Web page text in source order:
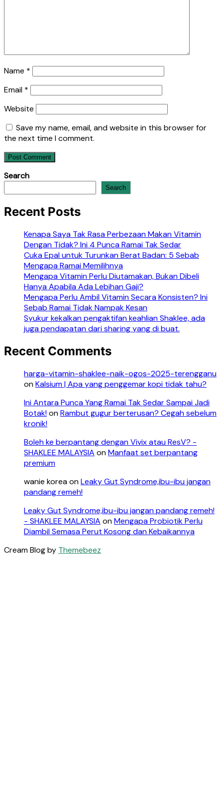
Name *
Email *
Website
Save my name, email, and website in this browser for
the next time I comment.
Search
Search
Recent Posts
Kenapa Saya Tak Rasa Perbezaan Makan Vitamin
Dengan Tidak? Ini 4 Punca Ramai Tak Sedar
Cuka Epal untuk Turunkan Berat Badan: 5 Sebab
Mengapa Ramai Memilihnya
Mengapa Vitamin Perlu Diutamakan, Bukan Dibeli
Hanya Apabila Ada Lebihan Gaji?
Mengapa Perlu Ambil Vitamin Secara Konsisten? Ini
Sebab Ramai Tidak Nampak Kesan
Syukur kekalkan pengaktifan keahlian Shaklee, ada
juga pendapatan dari sharing yang di buat.
Recent Comments
harga-vitamin-shaklee-naik-ogos-2025-terengganu
onKalsium | Apa yang penggemar kopi tidak tahu?
Ini Antara Punca Yang Ramai Tak Sedar Sampai Jadi
Botak!onRambut gugur berterusan? Cegah sebelum
kronik!
Boleh ke berpantang dengan Vivix atau ResV? -
SHAKLEE MALAYSIA onManfaat set berpantang
premium
wanie koreaonLeaky Gut Syndrome,ibu-ibu jangan
pandang remeh!
Leaky Gut Syndrome,ibu-ibu jangan pandang remeh!
- SHAKLEE MALAYSIA onMengapa Probiotik Perlu
Diambil Semasa Perut Kosong dan Kebaikannya
Cream Blog by Themebeez